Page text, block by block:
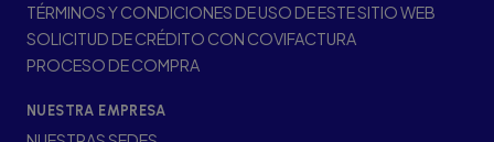
TÉRMINOS Y CONDICIONES DE USO DE ESTE SITIO WEB
SOLICITUD DE CRÉDITO CON COVIFACTURA
PROCESO DE COMPRA
NUESTRA EMPRESA